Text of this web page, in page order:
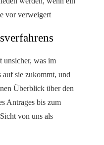
vor verweigert
unsicher, was im
auf sie zukommt, und
Überblick über den
Antrages bis zum
von uns als